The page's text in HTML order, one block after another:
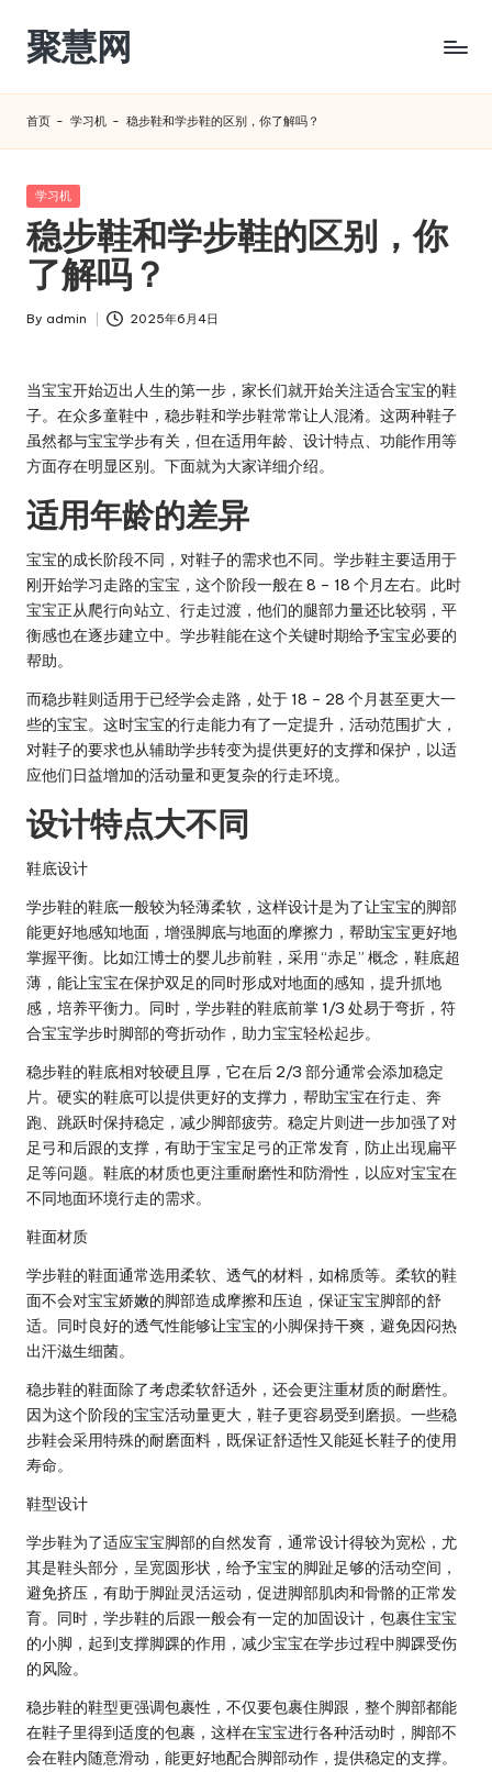
Skip
content
聚慧网
首页 - 学习机 - 稳步鞋和学步鞋的区别，你了解吗？​
Posted
学习机
稳步鞋和学步鞋的区别，你
了解吗？​
Posted
By admin 2025年6月4日
当宝宝开始迈出人生的第一步，家长们就开始关注适合宝宝的鞋
子。在众多童鞋中，稳步鞋和学步鞋常常让人混淆。这两种鞋子
虽然都与宝宝学步有关，但在适用年龄、设计特点、功能作用等
方面存在明显区别。下面就为大家详细介绍。
适用年龄的差异
宝宝的成长阶段不同，对鞋子的需求也不同。学步鞋主要适用于
刚开始学习走路的宝宝，这个阶段一般在 8 – 18 个月左右。此时
宝宝正从爬行向站立、行走过渡，他们的腿部力量还比较弱，平
衡感也在逐步建立中。学步鞋能在这个关键时期给予宝宝必要的
帮助。
而稳步鞋则适用于已经学会走路，处于 18 – 28 个月甚至更大一
些的宝宝。这时宝宝的行走能力有了一定提升，活动范围扩大，
对鞋子的要求也从辅助学步转变为提供更好的支撑和保护，以适
应他们日益增加的活动量和更复杂的行走环境。
设计特点大不同
鞋底设计
学步鞋的鞋底一般较为轻薄柔软，这样设计是为了让宝宝的脚部
能更好地感知地面，增强脚底与地面的摩擦力，帮助宝宝更好地
掌握平衡。比如江博士的婴儿步前鞋，采用 “赤足” 概念，鞋底超
薄，能让宝宝在保护双足的同时形成对地面的感知，提升抓地
感，培养平衡力。同时，学步鞋的鞋底前掌 1/3 处易于弯折，符
合宝宝学步时脚部的弯折动作，助力宝宝轻松起步。
稳步鞋的鞋底相对较硬且厚，它在后 2/3 部分通常会添加稳定
片。硬实的鞋底可以提供更好的支撑力，帮助宝宝在行走、奔
跑、跳跃时保持稳定，减少脚部疲劳。稳定片则进一步加强了对
足弓和后跟的支撑，有助于宝宝足弓的正常发育，防止出现扁平
足等问题。鞋底的材质也更注重耐磨性和防滑性，以应对宝宝在
不同地面环境行走的需求。
鞋面材质
学步鞋的鞋面通常选用柔软、透气的材料，如棉质等。柔软的鞋
面不会对宝宝娇嫩的脚部造成摩擦和压迫，保证宝宝脚部的舒
适。同时良好的透气性能够让宝宝的小脚保持干爽，避免因闷热
出汗滋生细菌。
稳步鞋的鞋面除了考虑柔软舒适外，还会更注重材质的耐磨性。
因为这个阶段的宝宝活动量更大，鞋子更容易受到磨损。一些稳
步鞋会采用特殊的耐磨面料，既保证舒适性又能延长鞋子的使用
寿命。
鞋型设计
学步鞋为了适应宝宝脚部的自然发育，通常设计得较为宽松，尤
其是鞋头部分，呈宽圆形状，给予宝宝的脚趾足够的活动空间，
避免挤压，有助于脚趾灵活运动，促进脚部肌肉和骨骼的正常发
育。同时，学步鞋的后跟一般会有一定的加固设计，包裹住宝宝
的小脚，起到支撑脚踝的作用，减少宝宝在学步过程中脚踝受伤
的风险。
稳步鞋的鞋型更强调包裹性，不仅要包裹住脚跟，整个脚部都能
在鞋子里得到适度的包裹，这样在宝宝进行各种活动时，脚部不
会在鞋内随意滑动，能更好地配合脚部动作，提供稳定的支撑。